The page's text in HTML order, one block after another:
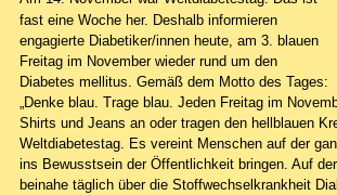
fast eine Woche her. Deshalb informieren
engagierte Diabetiker/innen heute, am 3. blauen
Freitag im November wieder rund um den
Diabetes mellitus. Gemäß dem Motto des Tages:
„Denke blau. Trage blau. Jeden Freitag im
Shirts und Jeans an oder tragen den hellblauen
Weltdiabetestag. Es vereint Menschen auf der
ins Bewusstsein der Öffentlichkeit bringen. Auf
beinahe täglich über die Stoffwechselkrankheit